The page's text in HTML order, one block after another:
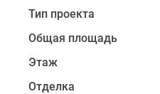
Тип проекта
Общая площадь
Этаж
Отделка